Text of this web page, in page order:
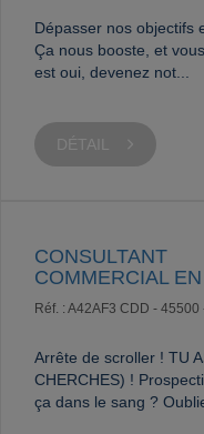
Dépasser nos objectifs
Ça nous booste, et
est oui, devenez not...
DÉTAIL
CONSULTANT
COMMERCIAL
Réf. : A42AF3 CDD - 45500
Arrête de scroller ! TU
CHERCHES) !
ça dans le sang ?